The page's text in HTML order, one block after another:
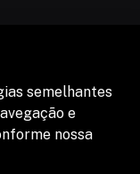
semelhantes
e
nossa